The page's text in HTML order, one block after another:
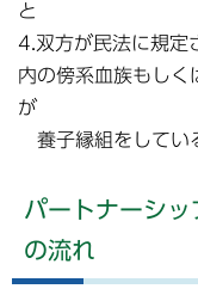
と
4.双方が民法に規定
内の傍系血族もしく
が
養子縁組をしてい
パートナーシ
の流れ